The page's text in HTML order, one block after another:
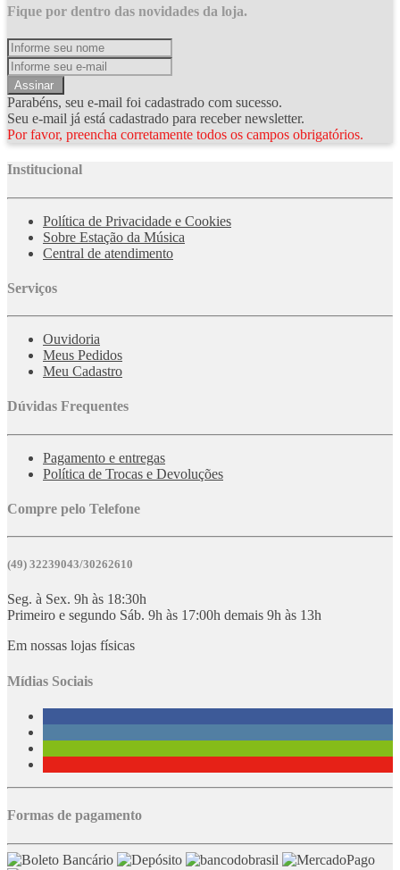
Fique por dentro das novidades da loja.
Assinar
Parabéns, seu e-mail foi cadastrado com sucesso.
Seu e-mail já está cadastrado para receber newsletter.
Por favor, preencha corretamente todos os campos obrigatórios.
Institucional
Política de Privacidade e Cookies
Sobre Estação da Música
Central de atendimento
Serviços
Ouvidoria
Meus Pedidos
Meu Cadastro
Dúvidas Frequentes
Pagamento e entregas
Política de Trocas e Devoluções
Compre pelo Telefone
(49) 32239043/30262610
Seg. à Sex. 9h às 18:30h
Primeiro e segundo Sáb. 9h às 17:00h demais 9h às 13h
Em nossas lojas físicas
Mídias Sociais
Formas de pagamento